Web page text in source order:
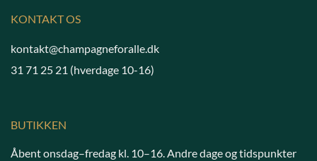
KONTAKT OS
kontakt@champagneforalle.dk
31 71 25 21 (hverdage 10-16)
BUTIKKEN
Åbent onsdag–fredag kl. 10–16. Andre dage og tidspunkter